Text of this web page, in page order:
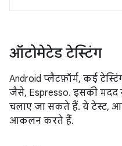
ऑटोमेटेड टेस्टिंग
Android प्लैटफ़ॉर्म, कई
जैसे, Espresso. इसकी
चलाए जा सकते हैं. ये टेस्ट,
आकलन करते हैं.